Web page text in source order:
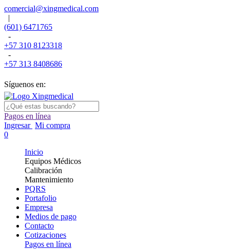
comercial@xingmedical.com
|
(601) 6471765
-
+57 310 8123318
-
+57 313 8408686
Síguenos en:
Pagos en línea
Ingresar Mi compra
0
Inicio
Equipos Médicos
Calibración
Mantenimiento
PQRS
Portafolio
Empresa
Medios de pago
Contacto
Cotizaciones
Pagos en línea